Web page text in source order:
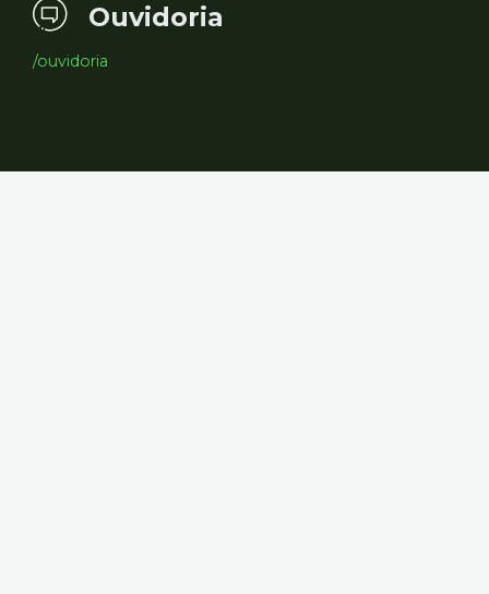
Ouvidoria
/ouvidoria